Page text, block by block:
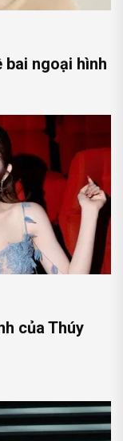
bai ngoại hình
của Thúy